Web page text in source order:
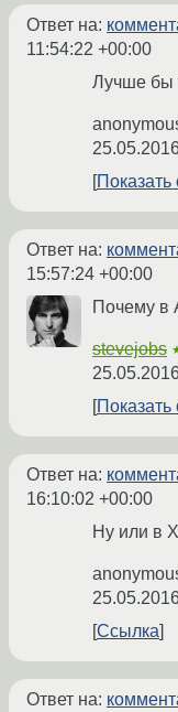
Ответ на:
11:54:22 +00:00
Лучше бы
Показать
Ответ на:
15:57:24 +00:00
Почему в
stevejobs
Показать
Ответ на:
16:10:02 +00:00
Ну или в
Ссылка
Ответ на: